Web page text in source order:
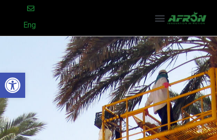
פתח
Eng